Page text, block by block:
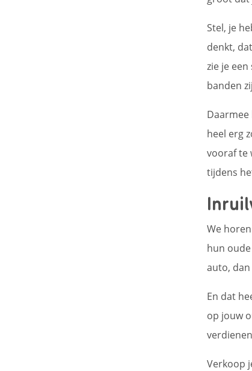
Stel, je
denkt,
zie je
banden
Daarmee
heel erg
vooraf te
tijdens
We
hun
auto, dan
En dat
op jouw
Verkoop